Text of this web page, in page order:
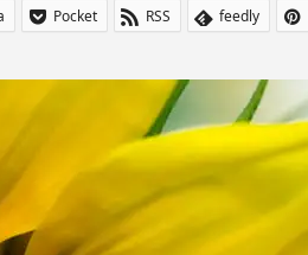
Pocket RSS feedly